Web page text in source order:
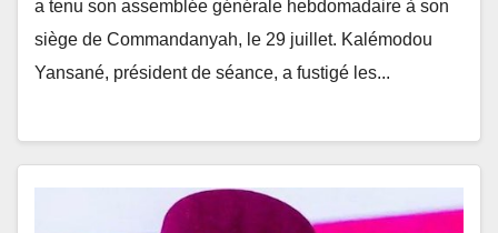
a tenu son assemblée générale hebdomadaire à son
siège de Commandanyah, le 29 juillet. Kalémodou
Yansané, président de séance, a fustigé les...